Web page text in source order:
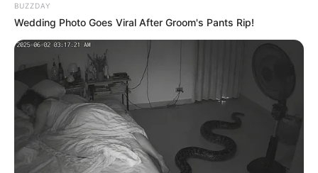
BUZZDAY
Wedding Photo Goes Viral After Groom's Pants Rip!